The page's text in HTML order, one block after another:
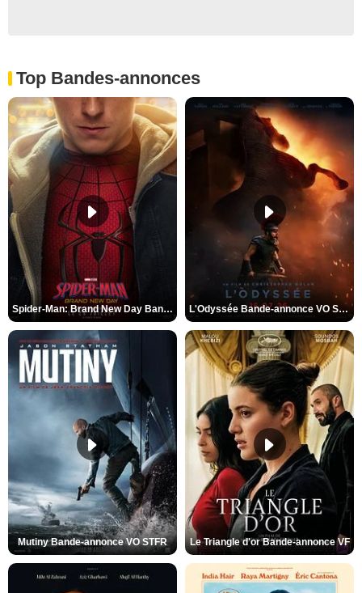
Top Bandes-annonces
Spider-Man: Brand New Day Bande-annonce VO STFR L'Odyssée Bande-annonce VO STFR
Mutiny Bande-annonce VO STFR Le Triangle d'or Bande-annonce VF